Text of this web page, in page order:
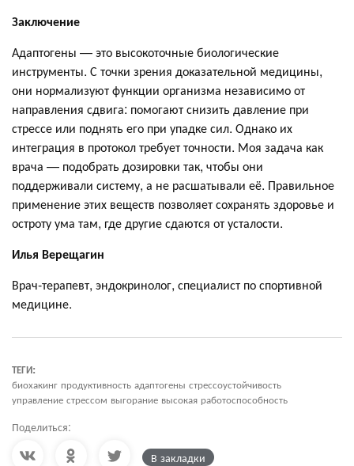
Заключение
Адаптогены — это высокоточные биологические
инструменты. С точки зрения доказательной медицины,
они нормализуют функции организма независимо от
направления сдвига: помогают снизить давление при
стрессе или поднять его при упадке сил. Однако их
интеграция в протокол требует точности. Моя задача как
врача — подобрать дозировки так, чтобы они
поддерживали систему, а не расшатывали её. Правильное
применение этих веществ позволяет сохранять здоровье и
остроту ума там, где другие сдаются от усталости.
Илья Верещагин
Врач-терапевт, эндокринолог, специалист по спортивной
медицине.
ТЕГИ:
биохакинг продуктивность адаптогены стрессоустойчивость
управление стрессом выгорание высокая работоспособность
Поделиться:
В закладки